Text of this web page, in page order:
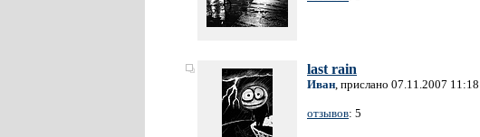
last rain
Иван, прислано 07.11.2007 11:18
отзывов: 5